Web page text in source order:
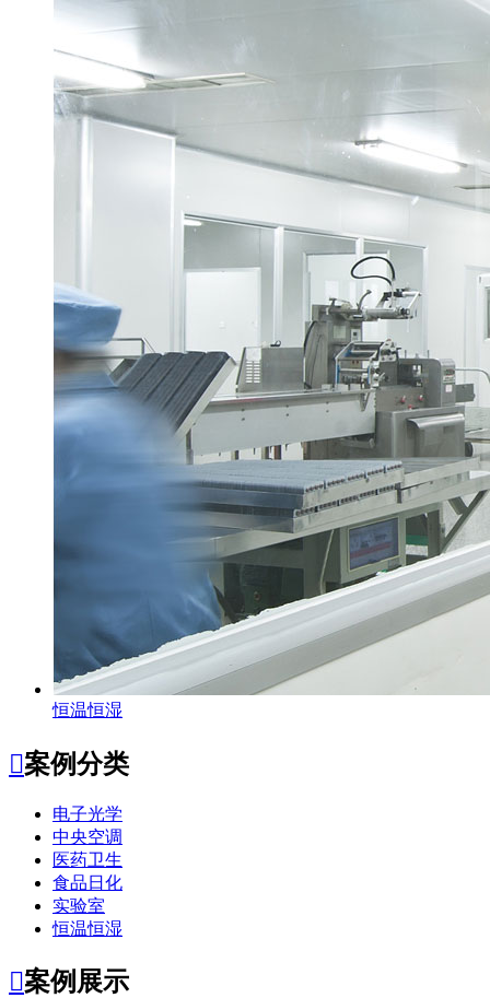
恒温恒湿
案例分类
电子光学
中央空调
医药卫生
食品日化
实验室
恒温恒湿
案例展示